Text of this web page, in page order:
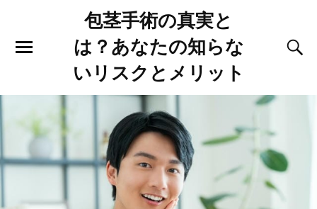
包茎手術の真実と
は？あなたの知らな
いリスクとメリット